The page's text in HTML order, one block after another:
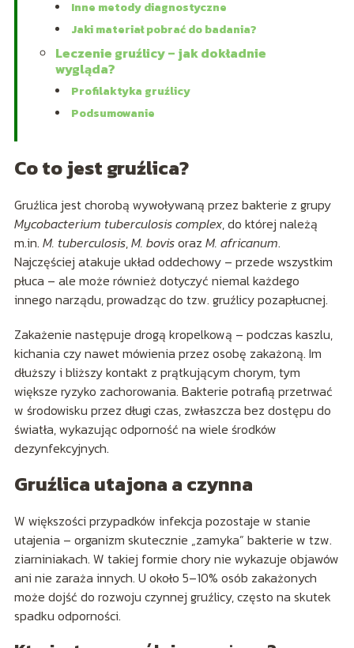
Inne metody diagnostyczne
Jaki materiał pobrać do badania?
Leczenie gruźlicy – jak dokładnie
wygląda?
Profilaktyka gruźlicy
Podsumowanie
Co to jest gruźlica?
Gruźlica jest chorobą wywoływaną przez bakterie z grupy
Mycobacterium tuberculosis complex, do której należą
m.in. M. tuberculosis,M. bovisoraz M. africanum.
Najczęściej atakuje układ oddechowy – przede wszystkim
płuca – ale może również dotyczyć niemal każdego
innego narządu, prowadząc do tzw. gruźlicy pozapłucnej.
Zakażenie następuje drogą kropelkową – podczas kaszlu,
kichania czy nawet mówienia przez osobę zakażoną. Im
dłuższy i bliższy kontakt z prątkującym chorym, tym
większe ryzyko zachorowania. Bakterie potrafią przetrwać
w środowisku przez długi czas, zwłaszcza bez dostępu do
światła, wykazując odporność na wiele środków
dezynfekcyjnych.
Gruźlica utajona a czynna
W większości przypadków infekcja pozostaje w stanie
utajenia – organizm skutecznie „zamyka” bakterie w tzw.
ziarniniakach. W takiej formie chory nie wykazuje objawów
ani nie zaraża innych. U około 5–10% osób zakażonych
może dojść do rozwoju czynnej gruźlicy, często na skutek
spadku odporności.